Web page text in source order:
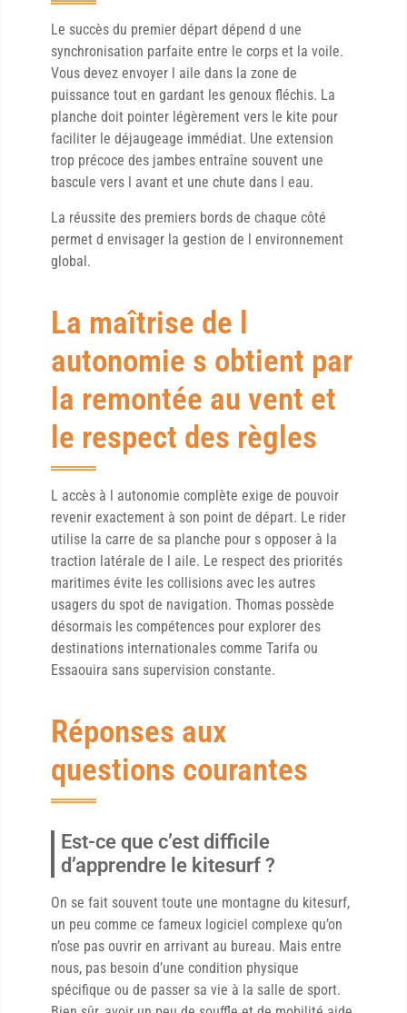
Le succès du premier départ dépend d une
synchronisation parfaite entre le corps et la voile.
Vous devez envoyer l aile dans la zone de
puissance tout en gardant les genoux fléchis. La
planche doit pointer légèrement vers le kite pour
faciliter le déjaugeage immédiat. Une extension
trop précoce des jambes entraîne souvent une
bascule vers l avant et une chute dans l eau.
La réussite des premiers bords de chaque côté
permet d envisager la gestion de l environnement
global.
La maîtrise de l
autonomie s obtient par
la remontée au vent et
le respect des règles
L accès à l autonomie complète exige de pouvoir
revenir exactement à son point de départ. Le rider
utilise la carre de sa planche pour s opposer à la
traction latérale de l aile. Le respect des priorités
maritimes évite les collisions avec les autres
usagers du spot de navigation. Thomas possède
désormais les compétences pour explorer des
destinations internationales comme Tarifa ou
Essaouira sans supervision constante.
Réponses aux
questions courantes
Est-ce que c’est difficile
d’apprendre le kitesurf ?
On se fait souvent toute une montagne du kitesurf,
un peu comme ce fameux logiciel complexe qu’on
n’ose pas ouvrir en arrivant au bureau. Mais entre
nous, pas besoin d’une condition physique
spécifique ou de passer sa vie à la salle de sport.